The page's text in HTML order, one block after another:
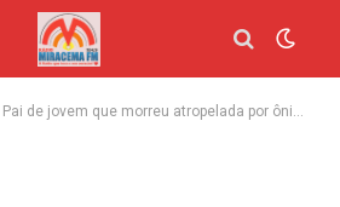
Pai de jovem que morreu atropelada por ônibus escolar relembra últimas palavras para filha: ‘Vai com Deus’